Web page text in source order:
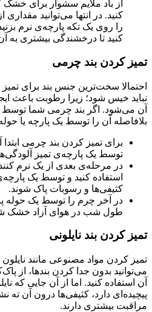
از باد ملایم سشوار برای خشک
کنید. در انتها می‌توانید
را روی یک تکه پارچه‌ی نرم
کنید تا درخشندگی بیشتری به
تمیز کردن بند چرمی
احتمالا سخت‌ترین جنس بند برای
نباید خیس شود؛ زیرا رطوبت باعث
آن می‌شود. اگر بند چرمی شما توسط
بلافاصله آن را توسط یک پارچه یا
برای تمیز کردن بند چرمی
توسط یک پارچه‌ی تمیز
در مرحله‌ی بعدی از یک نرم
استفاده کنید و توسط یک
کثیفی‌ها و رسوبات پاک شوند.
در آخر چرم را توسط یک حوله
طول شب در هوای آزاد خشک
تمیز کردن بند نایلونی
تمیز کردن مواد مصنوعی مانند
می‌توانید بدون جدا کردن بندها، از
آن استفاده کنید. اما از آن جایی که
پیچیده‌ای دارد، کثیفی‌ها درون آن ته
مراقبت بیشتری دارند.